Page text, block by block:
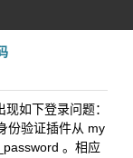
如下登录问题：
份验证插件从 my
。相应